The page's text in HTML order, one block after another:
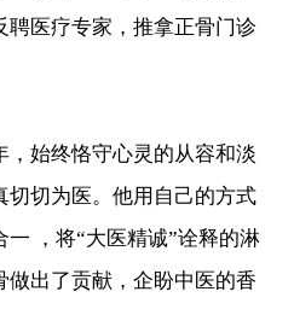
聘医疗专家，推拿正骨门诊
，始终恪守心灵的从容和淡
切切为医。他用自己的方式
，将“大医精诚”诠释的淋
做出了贡献，企盼中医的香